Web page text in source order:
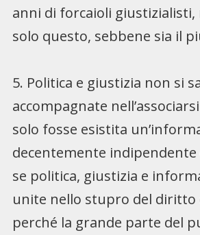
anni di forcaioli giustizialisti,
solo questo, sebbene sia il
5. Politica e giustizia non si
accompagnate
solo fosse esistita
decentemente indipendente
se politica, giustizia e
unite nello stupro del diritto
perché la grande parte del